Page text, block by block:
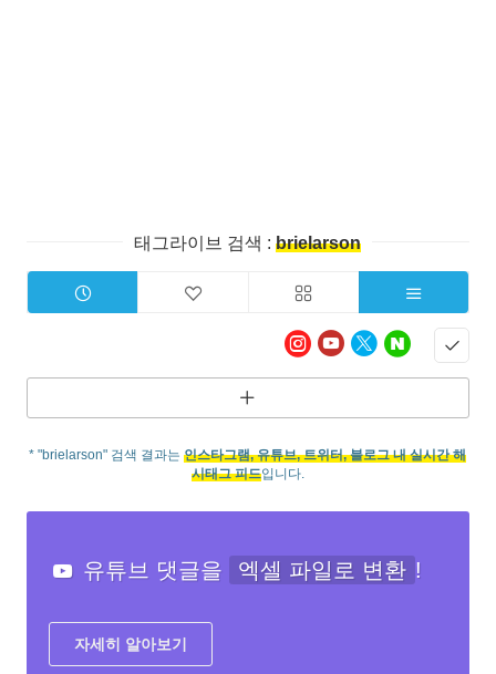
태그라이브 검색 :brielarson
* "brielarson" 검색 결과는인스타그램, 유튜브, 트위터, 블로그 내 실시간 해
시태그 피드입니다.
유튜브 댓글을 엑셀 파일로 변환 !
자세히 알아보기